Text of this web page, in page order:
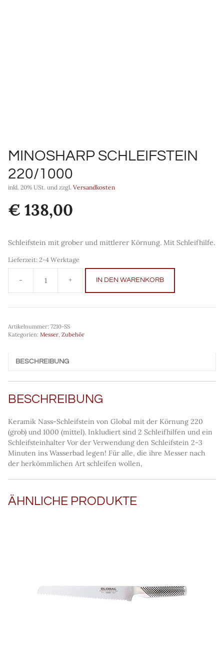
MINOSHARP SCHLEIFSTEIN
220/1000
inkl. 20% USt. und zzgl. Versandkosten
€ 138,00
Schleifstein mit grober und mittlerer Körnung. Mit Schleifhilfe.
Lieferzeit:2-4 Werktage
Minosharp
Schleifstein
220/1000
IN DEN WARENKORB
Artikelnummer: 7210-SS
Kategorien: Messer Zubehör
BESCHREIBUNG
BESCHREIBUNG
Keramik Nass-Schleifstein von Global mit der Körnung 220
(grob) und 1000 (mittel). Inkludiert sind 2 Schleifhilfen und ein
Schleifsteinhalter Vor der Verwendung den Schleifstein 2-3
Minuten ins Wasserbad legen! Für alle, die ihre Messer nach
der herkömmlichen Art schleifen wollen,
ÄHNLICHE PRODUKTE